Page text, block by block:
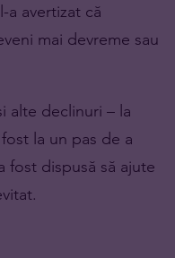
avertizat că
mai devreme sau
alte declinuri – la
la un pas de a
fost dispusă să ajute